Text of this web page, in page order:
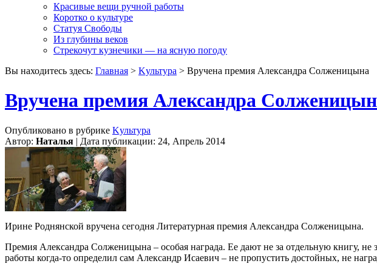
Красивые вещи ручной работы
Коротко о культуре
Статуя Свободы
Из глубины веков
Стрекочут кузнечики — на ясную погоду
Вы находитесь здесь: Главная > Kультура > Вручена премия Александра Солженицына
Вручена премия Александра
Опубликовано в рубрике Kультура
Автор: Наталья | Дата публикации: 24, Апрель 2014
Ирине Роднянской вручена сегодня Литературная премия Александра Солженицына.
Премия Александра Солженицына – особая награда. Ее дают не за отдельную книгу,
работы когда-то определил сам Александр Исаевич – не пропустить достойных, не